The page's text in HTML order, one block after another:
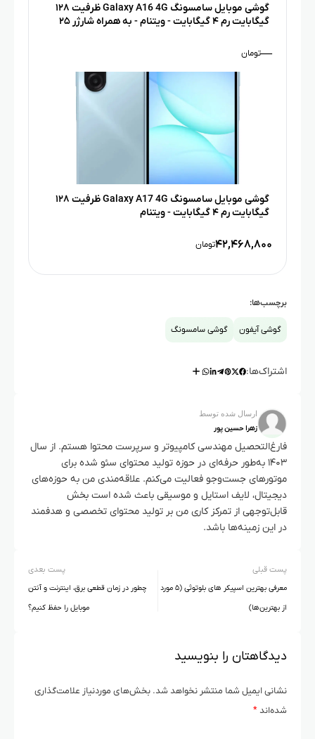
گوشی موبایل سامسونگ Galaxy A16 4G ظرفیت ۱۲۸
گیگابایت رم ۴ گیگابایت - ویتنام - به همراه شارژر ۲۵
—تومان
گوشی موبایل سامسونگ Galaxy A17 4G ظرفیت ۱۲۸
گیگابایت رم ۴ گیگابایت - ویتنام
۴۲,۴۶۸,۸۰۰تومان
برچسب‌ها:
گوشی آیفون گوشی سامسونگ
اشتراک‌ها:
ارسال شده توسط
زهرا حسین پور
فارغ‌التحصیل مهندسی کامپیوتر و سرپرست محتوا هستم. از سال
۱۴۰۳ به‌طور حرفه‌ای در حوزه تولید محتوای سئو شده برای
موتورهای جست‌وجو فعالیت می‌کنم. علاقه‌مندی من به حوزه‌های
دیجیتال، لایف استایل و موسیقی باعث شده است بخش
قابل‌توجهی از تمرکز کاری من بر تولید محتوای تخصصی و هدفمند
در این زمینه‌ها باشد.
پست قبلی
معرفی بهترین اسپیکر های بلوتوثی (۵ مورد
از بهترین‌ها)
پست بعدی
چطور در زمان قطعی برق، اینترنت و آنتن
موبایل را حفظ کنیم؟
دیدگاهتان را بنویسید
نشانی ایمیل شما منتشر نخواهد شد. بخش‌های موردنیاز علامت‌گذاری
شده‌اند*